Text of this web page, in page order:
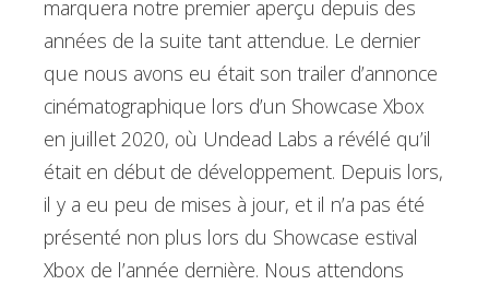
marquera notre premier aperçu depuis des
années de la suite tant attendue. Le dernier
que nous avons eu était son trailer d’annonce
cinématographique lors d’un Showcase Xbox
en juillet 2020, où Undead Labs a révélé qu’il
était en début de développement. Depuis lors,
il y a eu peu de mises à jour, et il n’a pas été
présenté non plus lors du Showcase estival
Xbox de l’année dernière. Nous attendons